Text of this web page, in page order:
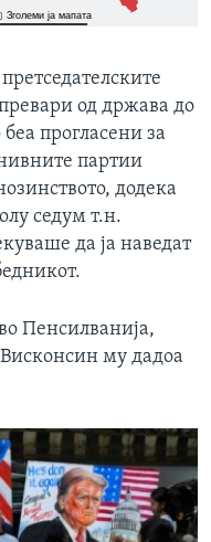
од држава до
прогласени за
партии
додека
седум т.н.
да ја наведат
Пенсилванија,
му дадоа